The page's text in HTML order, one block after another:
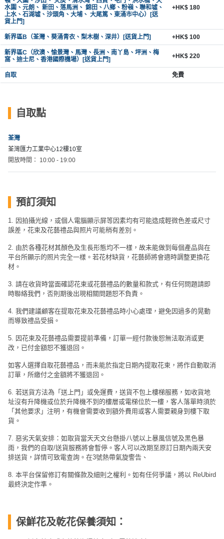
系
列
聚
會
及
拍
廳
B
B
Q
地
新
奇
樂
體
手
作
工
作
坊
戶
玩
樂
艇
出
水圍、元朗、 新田、落馬洲、 錦田、八鄉、粉嶺、聯和墟、
上水、石湖墟、沙頭角、大埔、 大尾篤、東涌市中心）[送
貨上門]
+HK$ 180
新界區B（荃灣、葵涌青衣、梨木樹、深井）[送貨上門] +HK$ 100
新界區C（欣澳、愉景灣、馬灣、長洲、南丫島、坪洲、梅
窩、迪士尼、香港國際機場）[送貨上門]
+HK$ 220
自取 免費
自取點
荃灣
荃灣匯力工業中心12樓10室
開放時間： 10:00 - 19:00
預訂須知
1. 因拍攝光線，或個人電腦顯示屏等因素均有可能造成輕微色差或尺寸
誤差，花束及花藝禮品與照片可能稍有差別。
2. 由於各種花材其顏色及生長形態均不一樣，故未能做到每個產品與在
平台所顯示的照片完全一樣。若花材缺貨，花藝師將會適時調整更換花
材。
3. 請在收貨時當面確認花束或花藝禮品的數量和款式，有任何問題請即
時聯絡我們，否則期後出現相關問題恕不負責。
4. 我們建議顧客在提取花束及花藝禮品時小心處理，避免因過多的晃動
而導致禮品受損。
5. 因花束及花藝禮品需要提前準備，訂單一經付款後恕無法取消或更
改，已付金額恕不獲退回。
如客人選擇自取花藝禮品，而未能於指定日期內提取花束，將作自動取消
訂單，所繳付之金額將不獲退回。
6. 若送貨方法為「送上門」或免運費，送貨不包上樓梯服務，如收貨地
址沒有升降機或位於升降機不到的樓層或電梯位於一樓，客人落單時須於
「其他要求」注明，有機會需要收到額外費用或客人需要親身到樓下取
貨。
7. 惡劣天氣安排：如取貨當天天文台懸掛八號以上暴風信號及黑色暴
雨，我們的自取/送貨服務將會暫停。客人可以改期至原訂日期內兩天安
排送貨，詳情可致電查詢。在3號熱帶氣旋警告、
8. 本平台保留修訂有關條款及細則之權利。如有任何爭議，將以 ReUbird
最終決定作準。
保鮮花及乾花保養須知：